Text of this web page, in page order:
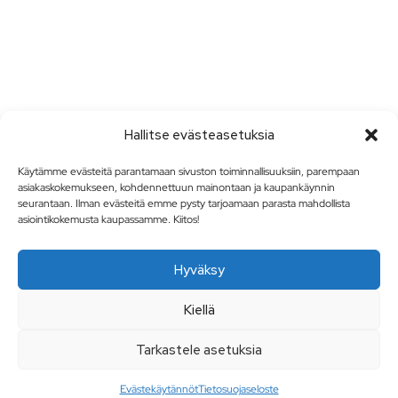
Hallitse evästeasetuksia
Käytämme evästeitä parantamaan sivuston toiminnallisuuksiin, parempaan
asiakaskokemukseen, kohdennettuun mainontaan ja kaupankäynnin
seurantaan. Ilman evästeitä emme pysty tarjoamaan parasta mahdollista
asiointikokemusta kaupassamme. Kiitos!
Hyväksy
Kiellä
Tarkastele asetuksia
EvästekäytännötTietosuojaseloste